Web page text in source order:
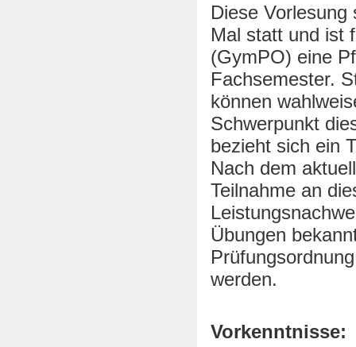
Diese
Mal statt und ist
(GymPO) eine
Fachsemester.
können
Schwerpunkt
bezieht sich ein
Nach dem
Teilnahme an
Übungen
werden.
Vorkenntnisse: